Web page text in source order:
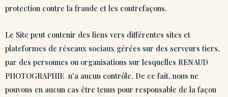
protection contre la fraude et les contrefaçons.
Le Site peut contenir des liens vers différentes sites et
plateformes de réseaux sociaux gérées sur des serveurs tiers,
par des personnes ou organisations sur lesquelles RENAUD
PHOTOGRAPHIE n’a aucun contrôle. De ce fait, nous ne
pouvons en aucun cas être tenus pour responsable de la façon